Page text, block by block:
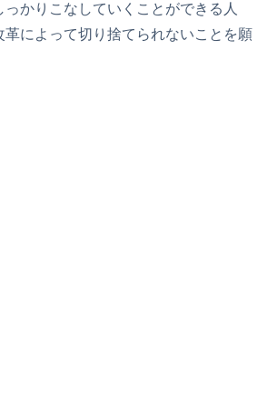
かりこなしていくことができる人
革によって切り捨てられないことを願